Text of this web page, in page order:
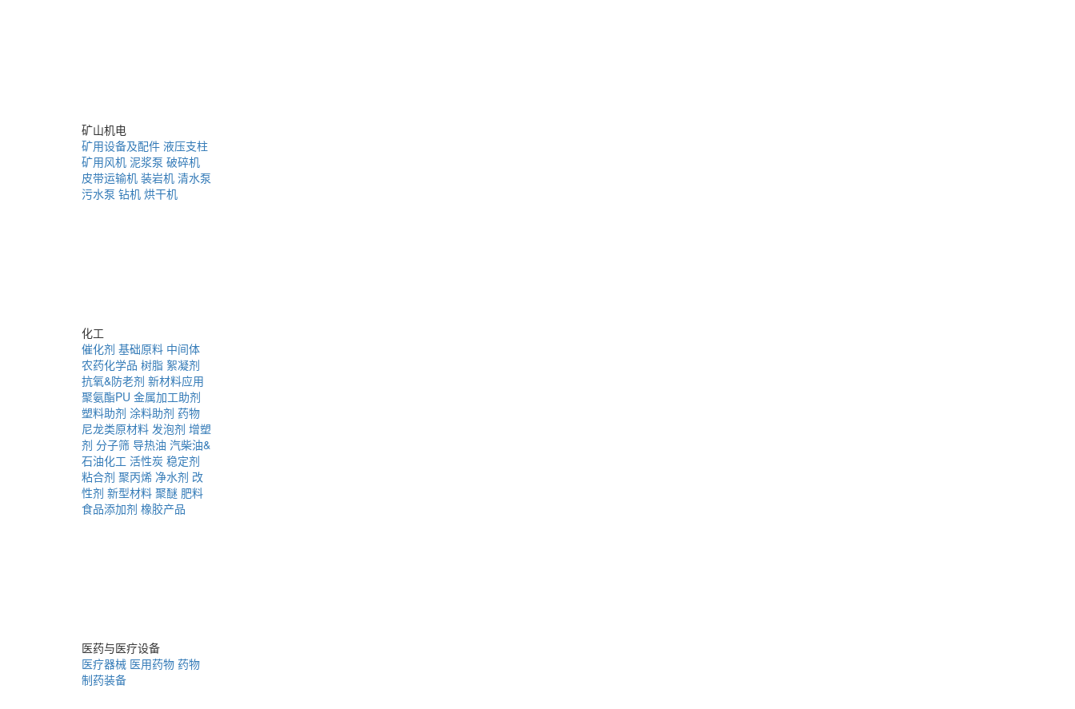
矿山机电
矿用设备及配件 液压支柱
矿用风机 泥浆泵 破碎机
皮带运输机 装岩机 清水泵
污水泵 钻机 烘干机
化工
催化剂 基础原料 中间体
农药化学品 树脂 絮凝剂
抗氧&防老剂 新材料应用
聚氨酯PU 金属加工助剂
塑料助剂 涂料助剂 药物
尼龙类原材料 发泡剂 增塑
剂 分子筛 导热油 汽柴油&
石油化工 活性炭 稳定剂
粘合剂 聚丙烯 净水剂 改
性剂 新型材料 聚醚 肥料
食品添加剂 橡胶产品
医药与医疗设备
医疗器械 医用药物 药物
制药装备